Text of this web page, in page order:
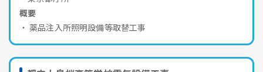
概要
薬品注入所照明設備等取替工事